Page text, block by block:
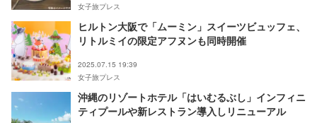
女子旅プレス
ヒルトン大阪で「ムーミン」スイーツビュッフェ、
リトルミイの限定アフヌンも同時開催
2025.07.15 19:39
女子旅プレス
沖縄のリゾートホテル「はいむるぶし」インフィニ
ティプールや新レストラン導入しリニューアル